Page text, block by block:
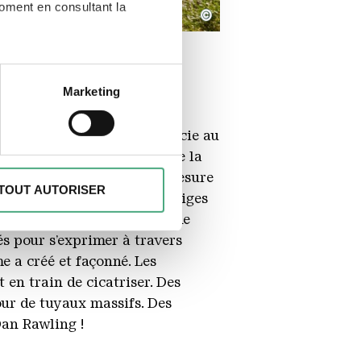
en consultant la
mètres près
(empreintes
sur les cookies.
combiner ces
cadre de votre utilisation
Marketing
AUTORISER
©
travaux filigranes à la scie au
force ainsi le retour de la
artistique dans la mesure
compassion pour les vestiges
jardin paysager de l’usine
pour s’exprimer à travers
a créé et façonné. Les
en train de cicatriser. Des
de tuyaux massifs. Des
Rawling !